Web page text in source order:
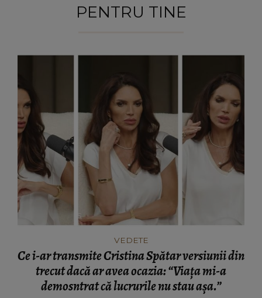
PENTRU TINE
VEDETE
Ce i-ar transmite Cristina Spătar versiunii din
trecut dacă ar avea ocazia: “Viața mi-a
demosntrat că lucrurile nu stau așa.”